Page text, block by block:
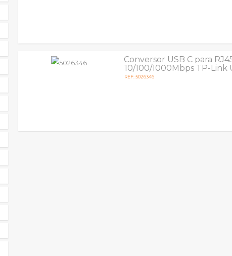
Conversor USB C para
10/100/1000Mbps TP-Link
REF: 5026346